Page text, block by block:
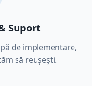
Suport
de implementare,
să reușești.